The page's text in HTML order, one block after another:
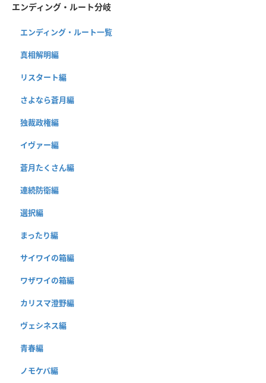
エンディング・ルート分岐
エンディング・ルート一覧
真相解明編
リスタート編
さよなら蒼月編
独裁政権編
イヴァー編
蒼月たくさん編
連続防衛編
選択編
まったり編
サイワイの箱編
ワザワイの箱編
カリスマ澄野編
ヴェシネス編
青春編
ノモケバ編